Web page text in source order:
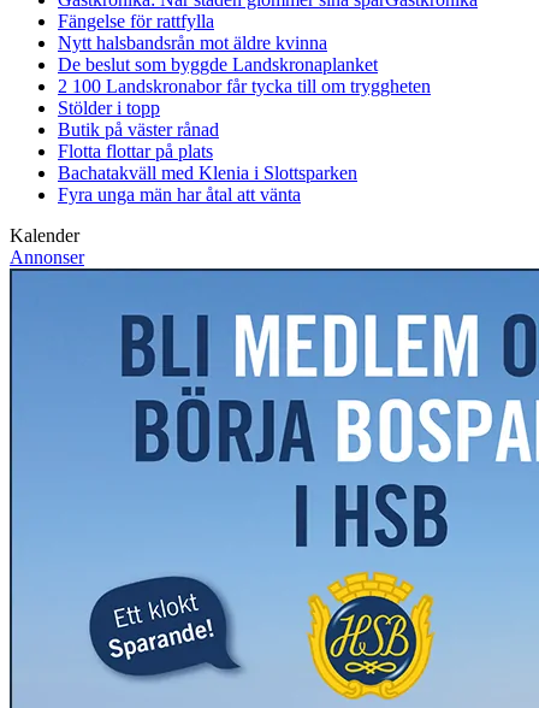
Fängelse för rattfylla
Nytt halsbandsrån mot äldre kvinna
De beslut som byggde Landskronaplanket
2 100 Landskronabor får tycka till om tryggheten
Stölder i topp
Butik på väster rånad
Flotta flottar på plats
Bachatakväll med Klenia i Slottsparken
Fyra unga män har åtal att vänta
Kalender
Annonser